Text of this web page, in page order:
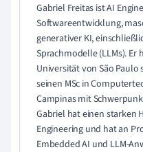
Gabriel Freitas ist AI
Softwareentwicklung,
generativer KI,
Sprachmodelle (LLMs).
Universität von São
seinen MSc in
Campinas mit
Gabriel hat einen starken
Engineering und hat an
Embedded AI und LLM-